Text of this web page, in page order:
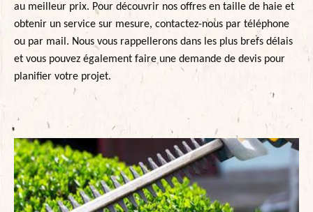
au meilleur prix. Pour découvrir nos offres en taille de haie et
obtenir un service sur mesure, contactez-nous par téléphone
ou par mail. Nous vous rappellerons dans les plus brefs délais
et vous pouvez également faire une demande de devis pour
planifier votre projet.